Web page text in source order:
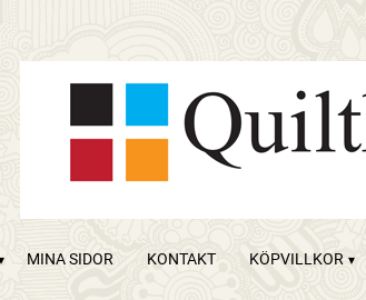
MINA SIDOR KONTAKT KÖPVILLKOR